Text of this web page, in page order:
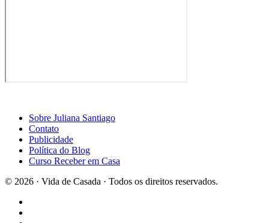
Sobre Juliana Santiago
Contato
Publicidade
Política do Blog
Curso Receber em Casa
© 2026 · Vida de Casada · Todos os direitos reservados.